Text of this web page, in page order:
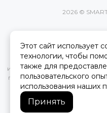
2026 ©
Вся представленная на
характеристик,
информационный характер и
публичной офертой,
Этот сайт использует
технологии, чтобы
также для
пользовательского
использования наших
Принять